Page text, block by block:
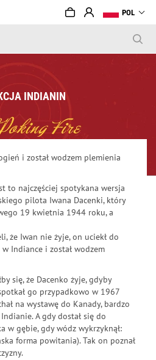
POL
INDIANIN
i został wodzem plemienia
to najczęściej spotykana wersja
pilota Iwana Dacenki, który
19 kwietnia 1944 roku, a
że Iwan nie żyje, on uciekł do
w Indiance i został wodzem
się, że Dacenko żyje, gdyby
go przypadkowo w 1967
na wystawę do Kanady, bardzo
A gdy dostał się do
w gębie, gdy wódz wykrzyknął:
forma powitania). Tak on poznał